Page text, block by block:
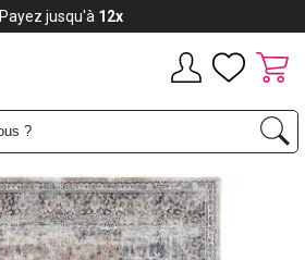
Payez jusqu'à 12x